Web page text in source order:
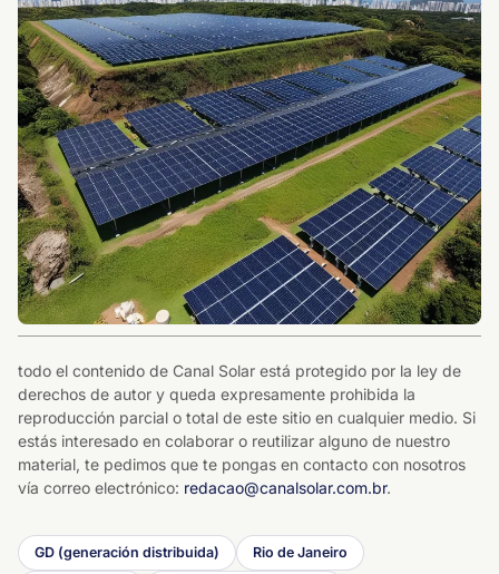
todo el contenido de Canal Solar está protegido por la ley de
derechos de autor y queda expresamente prohibida la
reproducción parcial o total de este sitio en cualquier medio. Si
estás interesado en colaborar o reutilizar alguno de nuestro
material, te pedimos que te pongas en contacto con nosotros
vía correo electrónico: redacao@canalsolar.com.br.
GD (generación distribuida) Rio de Janeiro